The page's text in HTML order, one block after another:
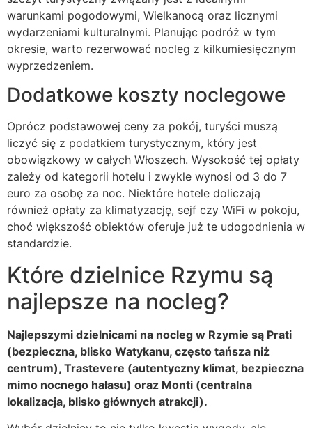
warunkami pogodowymi, Wielkanocą oraz licznymi
wydarzeniami kulturalnymi. Planując podróż w tym
okresie, warto rezerwować nocleg z kilkumiesięcznym
wyprzedzeniem.
Dodatkowe koszty noclegowe
Oprócz podstawowej ceny za pokój, turyści muszą
liczyć się z podatkiem turystycznym, który jest
obowiązkowy w całych Włoszech. Wysokość tej opłaty
zależy od kategorii hotelu i zwykle wynosi od 3 do 7
euro za osobę za noc. Niektóre hotele doliczają
również opłaty za klimatyzację, sejf czy WiFi w pokoju,
choć większość obiektów oferuje już te udogodnienia w
standardzie.
Które dzielnice Rzymu są
najlepsze na nocleg?
Najlepszymi dzielnicami na nocleg w Rzymie są Prati
(bezpieczna, blisko Watykanu, często tańsza niż
centrum), Trastevere (autentyczny klimat, bezpieczna
mimo nocnego hałasu) oraz Monti (centralna
lokalizacja, blisko głównych atrakcji).